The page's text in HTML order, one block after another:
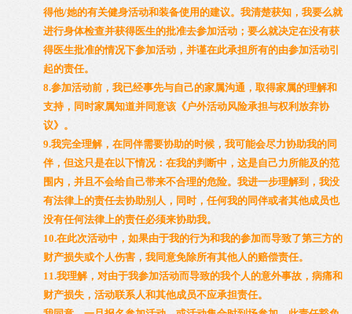
得他/她的有关健身活动和装备使用的建议。我清楚获知，我要么就
进行身体检查并获得医生的批准去参加活动；要么就决定在没有获
得医生批准的情况下参加活动，并谨在此承担所有的由参加活动引
起的责任。
8.参加活动前，我已经事先与自己的家属沟通，取得家属的理解和
支持，同时家属知道并同意该《户外活动风险承担与权利放弃协
议》。
9.我完全理解，在同伴需要协助的时候，我可能会尽力协助我的同
伴，但这只是在以下情况：在我的判断中，这是自己力所能及的范
围内，并且不会给自己带来不合理的危险。我进一步理解到，我没
有法律上的责任去协助别人，同时，任何我的同伴或者其他成员也
没有任何法律上的责任必须来协助我。
10.在此次活动中，如果由于我的行为和我的参加而导致了第三方的
财产损失或个人伤害，我同意免除所有其他人的赔偿责任。
11.我理解，对由于我参加活动而导致的我个人的意外事故，病痛和
财产损失，活动联系人和其他成员不应承担责任。